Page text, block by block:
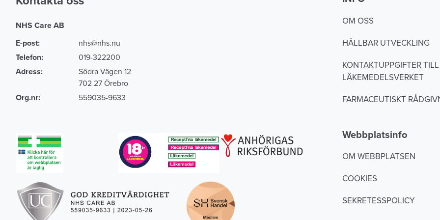
NHS Care AB
E-post:
nhs@nhs.nu
Telefon:
019-322200
Adress:
Södra Vägen 12
702 27 Örebro
Org.nr:
559035-9633
OM OSS
HÅLLBAR UTVECKLING
KONTAKTUPPGIFTER TILL
LÄKEMEDELSVERKET
FARMACEUTISKT
Webbplatsinfo
OM WEBBPLATSEN
COOKIES
SEKRETESSPOLICY